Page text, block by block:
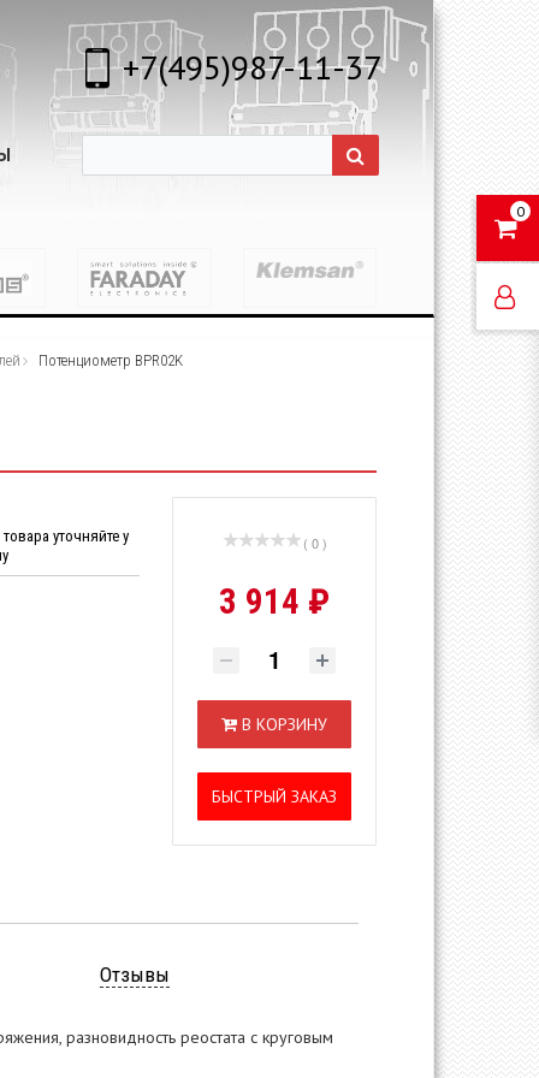
0
+7(495)987-11-37
Потенциометр BPR02K
( 0 )
3 914 ₽
В КОРЗИНУ
БЫСТРЫЙ ЗАКАЗ
уточняйте у
Отзывы
разновидность реостата с круговым